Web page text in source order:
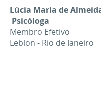
Lúcia Maria de
Psicóloga
Membro Efetivo
Leblon - Rio de Janeiro